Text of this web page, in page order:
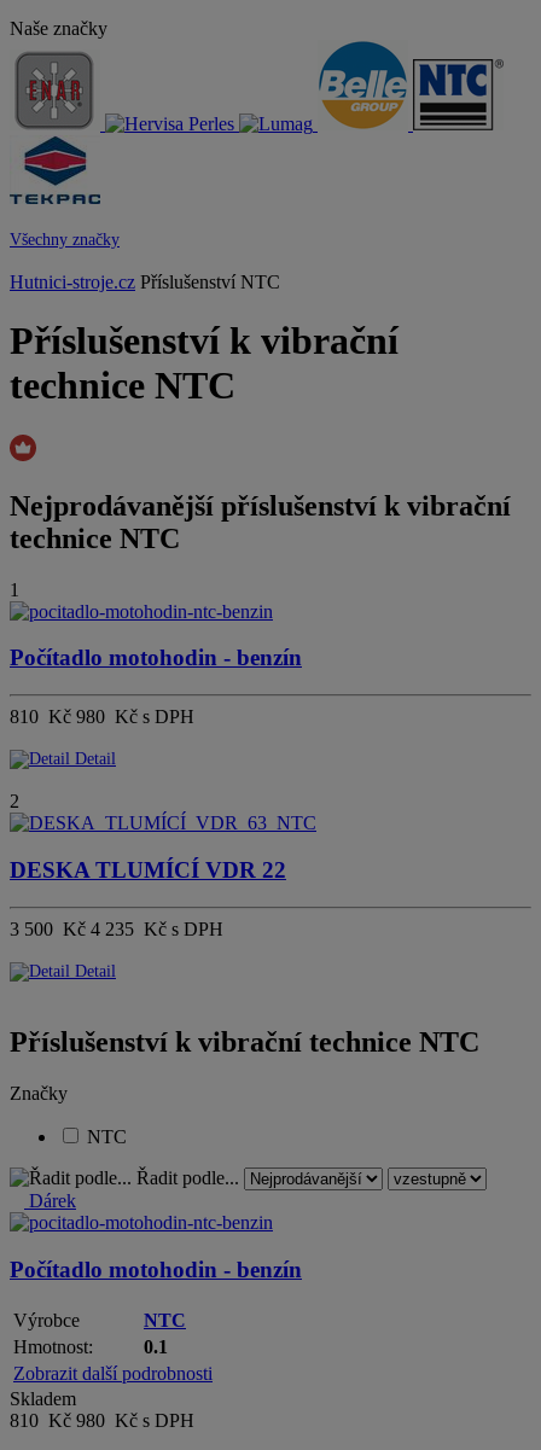
Naše značky
Všechny značky
Hutnici-stroje.cz Příslušenství NTC
Příslušenství k vibrační
technice NTC
Nejprodávanější příslušenství k vibrační
technice NTC
1
Počítadlo motohodin - benzín
810 Kč 980 Kč s DPH
Detail
2
DESKA TLUMÍCÍ VDR 22
3 500 Kč 4 235 Kč s DPH
Detail
Příslušenství k vibrační technice NTC
Značky
NTC
Řadit podle...
Dárek
Počítadlo motohodin - benzín
Výrobce
NTC
Hmotnost:
0.1
Zobrazit další podrobnosti
Skladem
810 Kč 980 Kč s DPH